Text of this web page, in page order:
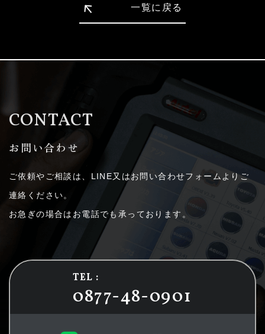
一覧に戻る
CONTACT
お問い合わせ
ご依頼やご相談は、LINE又はお問い合わせフォームよりご
連絡ください。
お急ぎの場合はお電話でも承っております。
TEL :
0877-48-0901